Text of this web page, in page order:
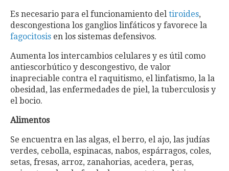
Es necesario para el funcionamiento del tiroides,
descongestiona los ganglios linfáticos y favorece la
fagocitosis en los sistemas defensivos.
Aumenta los intercambios celulares y es útil como
antiescorbútico y descongestivo, de valor
inapreciable contra el raquitismo, el linfatismo, la la
obesidad, las enfermedades de piel, la tuberculosis y
el bocio.
Alimentos
Se encuentra en las algas, el berro, el ajo, las judías
verdes, cebolla, espinacas, nabos, espárragos, coles,
setas, fresas, arroz, zanahorias, acedera, peras,